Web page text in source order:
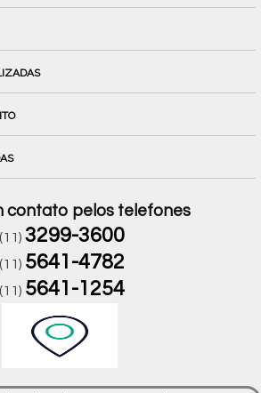
contato pelos telefones
(11) 3299-3600
(11) 5641-4782
(11) 5641-1254